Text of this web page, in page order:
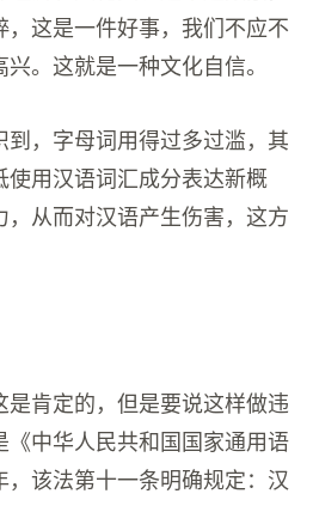
，这是一件好事，我们不应不
。这就是一种文化自信。
到，字母词用得过多过滥，其
使用汉语词汇成分表达新概
，从而对汉语产生伤害，这方
是肯定的，但是要说这样做违
《中华人民共和国国家通用语
，该法第十一条明确规定：汉